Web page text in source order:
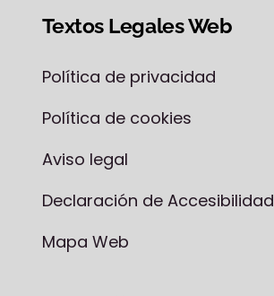
Textos Legales Web
Política de privacidad
Política de cookies
Aviso legal
Declaración de Accesibilidad
Mapa Web